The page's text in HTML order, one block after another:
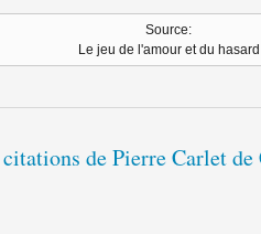
Source:
Le jeu de l'amour et du hasard
citations de Pierre Carlet